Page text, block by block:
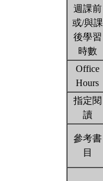
週課前
或/與課
後學習
時數
Office
Hours
指定閱
讀
參考書
目